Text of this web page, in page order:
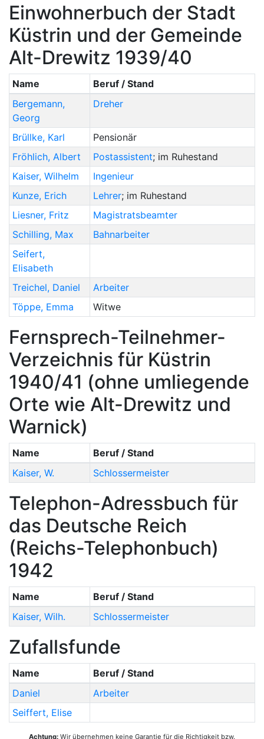
Einwohnerbuch der Stadt
Küstrin und der Gemeinde
Alt-Drewitz 1939/40
Name
Beruf / Stand
Bergemann,
Georg
Dreher
Brüllke, Karl
Pensionär
Fröhlich, Albert Postassistent; im Ruhestand
Kaiser, Wilhelm
Ingenieur
Kunze, Erich Lehrer; im Ruhestand
Liesner, Fritz
Magistratsbeamter
Schilling, Max
Bahnarbeiter
Seifert,
Elisabeth
Treichel, Daniel
Arbeiter
Töppe, Emma Witwe
Fernsprech-Teilnehmer-
Verzeichnis für Küstrin
1940/41 (ohne umliegende
Orte wie Alt-Drewitz und
Warnick)
Name
Beruf / Stand
Kaiser, W. Schlossermeister
Telephon-Adressbuch für
das Deutsche Reich
(Reichs-Telephonbuch)
1942
Name
Beruf / Stand
Kaiser, Wilh. Schlossermeister
Zufallsfunde
Name
Beruf / Stand
Daniel
Arbeiter
Seiffert, Elise
Achtung: Wir übernehmen keine Garantie für die Richtigkeit bzw.